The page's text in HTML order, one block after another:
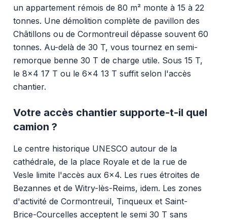
un appartement rémois de 80 m² monte à 15 à 22
tonnes. Une démolition complète de pavillon des
Châtillons ou de Cormontreuil dépasse souvent 60
tonnes. Au-delà de 30 T, vous tournez en semi-
remorque benne 30 T de charge utile. Sous 15 T,
le 8x4 17 T ou le 6x4 13 T suffit selon l'accès
chantier.
Votre accès chantier supporte-t-il quel
camion ?
Le centre historique UNESCO autour de la
cathédrale, de la place Royale et de la rue de
Vesle limite l'accès aux 6x4. Les rues étroites de
Bezannes et de Witry-lès-Reims, idem. Les zones
d'activité de Cormontreuil, Tinqueux et Saint-
Brice-Courcelles acceptent le semi 30 T sans